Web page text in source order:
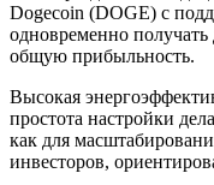
Dogecoin (DOGE) с
одновременно
общую прибыльность.
Высокая
простота настройки
как для
инвесторов,